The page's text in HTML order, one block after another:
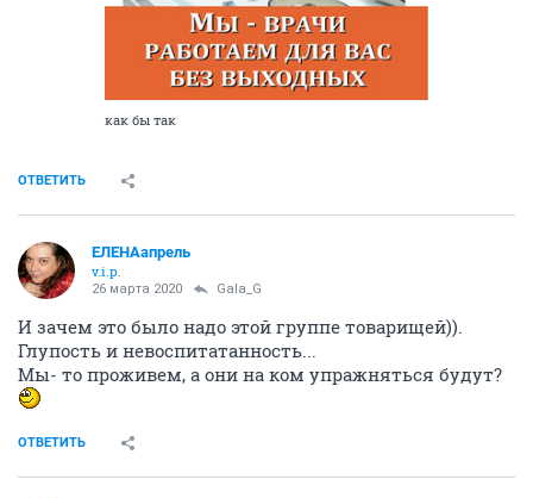
как бы так
ОТВЕТИТЬ
ЕЛЕНАапрель
v.i.p.
26 марта 2020 Gala_G
И зачем это было надо этой группе товарищей)).
Глупость и невоспитатанность...
Мы- то проживем, а они на ком упражняться будут?
ОТВЕТИТЬ